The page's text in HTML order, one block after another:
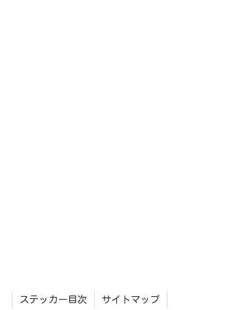
ステッカー目次 サイトマップ